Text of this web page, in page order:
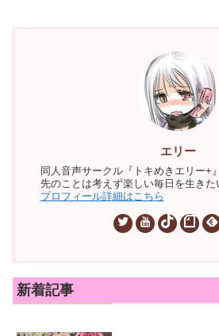
エリー
同人音声サークル『トキめきエリー+
先のことは考えず楽しい毎日を生きた
プロフィール詳細はこちら
新着記事